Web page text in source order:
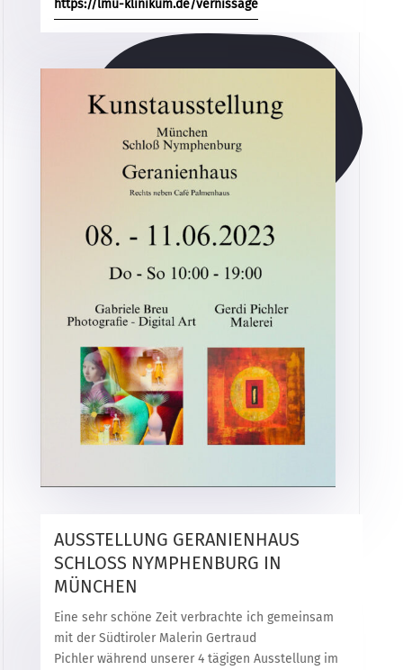
https://lmu-klinikum.de/vernissage
AUSSTELLUNG GERANIENHAUS
SCHLOSS NYMPHENBURG IN
MÜNCHEN
Eine sehr schöne Zeit verbrachte ich gemeinsam
mit der Südtiroler Malerin Gertraud
Pichler während unserer 4 tägigen Ausstellung im